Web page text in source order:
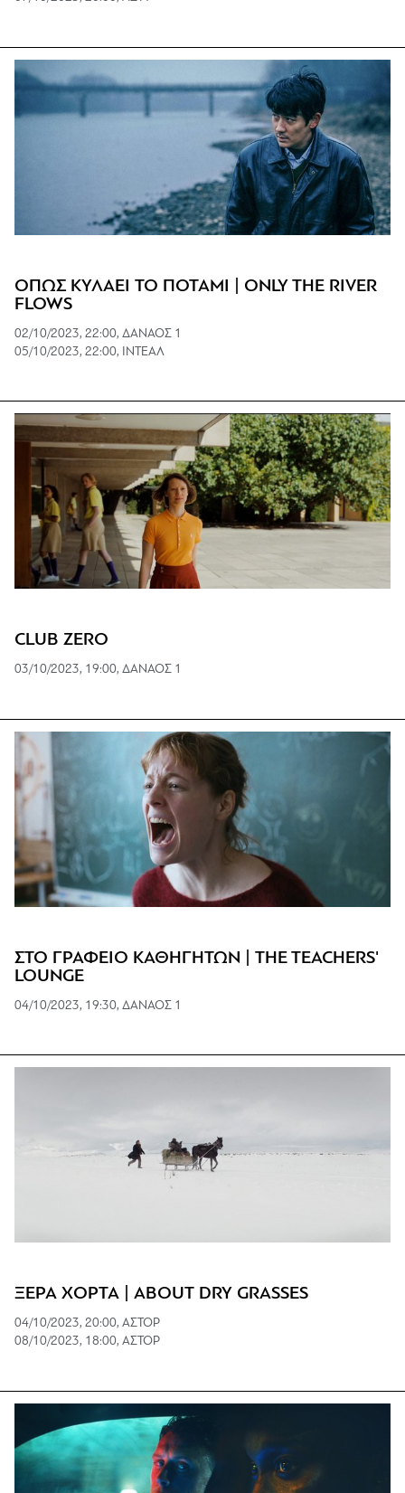
ΟΠΩΣ ΚΥΛΑΕΙ ΤΟ ΠΟΤΑΜΙ | ONLY THE RIVER
FLOWS
02/10/2023, 22:00, ΔΑΝΑΟΣ 1
05/10/2023, 22:00, ΙΝΤΕΑΛ
CLUB ZERO
03/10/2023, 19:00, ΔΑΝΑΟΣ 1
ΣΤΟ ΓΡΑΦΕΙΟ ΚΑΘΗΓΗΤΩΝ | THE TEACHERS'
LOUNGE
04/10/2023, 19:30, ΔΑΝΑΟΣ 1
ΞΕΡΑ ΧΟΡΤΑ | ABOUT DRY GRASSES
04/10/2023, 20:00, ΑΣΤΟΡ
08/10/2023, 18:00, ΑΣΤΟΡ